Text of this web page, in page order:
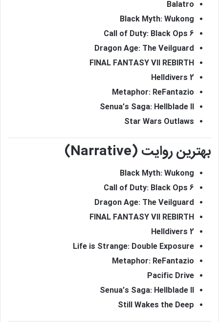
Balatro
Black Myth: Wukong
Call of Duty: Black Ops 6
Dragon Age: The Veilguard
FINAL FANTASY VII REBIRTH
Helldivers 2
Metaphor: ReFantazio
Senua’s Saga: Hellblade II
Star Wars Outlaws
بهترین روایت (Narrative)
Black Myth: Wukong
Call of Duty: Black Ops 6
Dragon Age: The Veilguard
FINAL FANTASY VII REBIRTH
Helldivers 2
Life is Strange: Double Exposure
Metaphor: ReFantazio
Pacific Drive
Senua’s Saga: Hellblade II
Still Wakes the Deep